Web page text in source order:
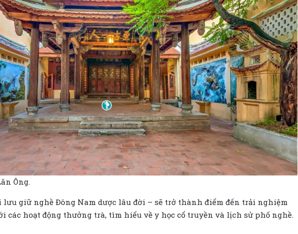
Ông.
lưu giữ nghề Đông Nam dược lâu đời – sẽ trở thành điểm đến trải nghiệm
các hoạt động thưởng trà, tìm hiểu về y học cổ truyền và lịch sử phố nghề.